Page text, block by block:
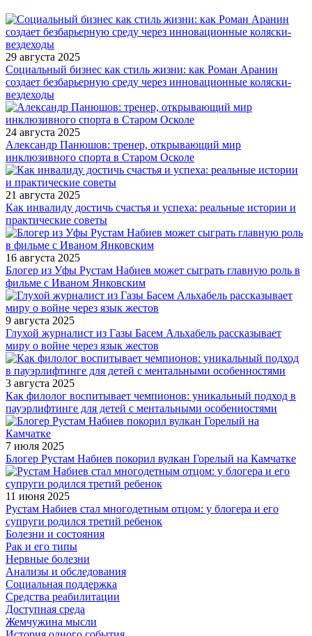
29 августа 2025
Социальный бизнес как стиль жизни: как Роман Аранин
создает безбарьерную среду через инновационные коляски-
вездеходы
24 августа 2025
Александр Панюшов: тренер, открывающий мир
инклюзивного спорта в Старом Осколе
21 августа 2025
Как инвалиду достичь счастья и успеха: реальные истории и
практические советы
16 августа 2025
Блогер из Уфы Рустам Набиев может сыграть главную роль в
фильме с Иваном Янковским
9 августа 2025
Глухой журналист из Газы Басем Альхабель рассказывает
миру о войне через язык жестов
3 августа 2025
Как филолог воспитывает чемпионов: уникальный подход в
пауэрлифтинге для детей с ментальными особенностями
7 июля 2025
Блогер Рустам Набиев покорил вулкан Горелый на Камчатке
11 июня 2025
Рустам Набиев стал многодетным отцом: у блогера и его
супруги родился третий ребенок
Болезни и состояния
Рак и его типы
Нервные болезни
Анализы и обследования
Социальная поддержка
Средства реабилитации
Доступная среда
Жемчужина мысли